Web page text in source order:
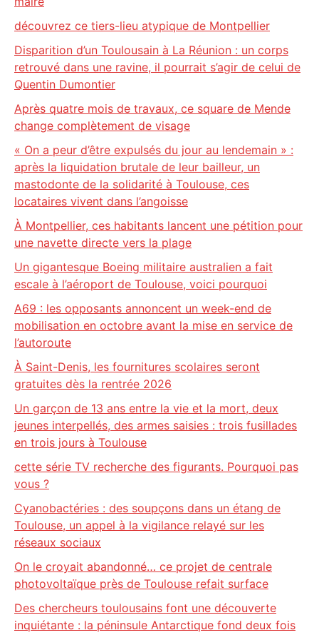
découvrez ce tiers-lieu atypique de Montpellier
Disparition d’un Toulousain à La Réunion : un corps
retrouvé dans une ravine, il pourrait s’agir de celui de
Quentin Dumontier
Après quatre mois de travaux, ce square de Mende
change complètement de visage
« On a peur d’être expulsés du jour au lendemain » :
après la liquidation brutale de leur bailleur, un
mastodonte de la solidarité à Toulouse, ces
locataires vivent dans l’angoisse
À Montpellier, ces habitants lancent une pétition pour
une navette directe vers la plage
Un gigantesque Boeing militaire australien a fait
escale à l’aéroport de Toulouse, voici pourquoi
A69 : les opposants annoncent un week-end de
mobilisation en octobre avant la mise en service de
l’autoroute
À Saint-Denis, les fournitures scolaires seront
gratuites dès la rentrée 2026
Un garçon de 13 ans entre la vie et la mort, deux
jeunes interpellés, des armes saisies : trois fusillades
en trois jours à Toulouse
cette série TV recherche des figurants. Pourquoi pas
vous ?
Cyanobactéries : des soupçons dans un étang de
Toulouse, un appel à la vigilance relayé sur les
réseaux sociaux
On le croyait abandonné… ce projet de centrale
photovoltaïque près de Toulouse refait surface
Des chercheurs toulousains font une découverte
inquiétante : la péninsule Antarctique fond deux fois